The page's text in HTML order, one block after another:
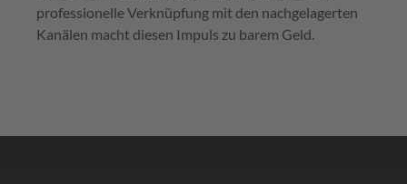
professionelle Verknüpfung mit den nachgelagerten
Kanälen macht diesen Impuls zu barem Geld.